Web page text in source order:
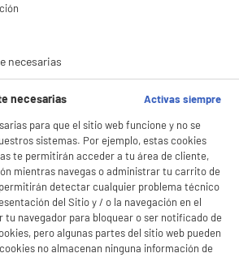
BIENVENIDO a ELECTRO
y tras tu consentimiento, ELECTRO DEPOT
que procesan tus datos personales para:
a tus preferencias
personalizadas
necesarias
necesarias
Activas siempre
para que el sitio web funcione y no se
sistemas. Por ejemplo, estas cookies
te permitirán acceder a tu área de cliente,
mientras navegas o administrar tu carrito de
detectar cualquier problema técnico
del Sitio y / o la navegación en el
tu navegador para bloquear o ser notificado de
pero algunas partes del sitio web pueden
no almacenan ninguna información de